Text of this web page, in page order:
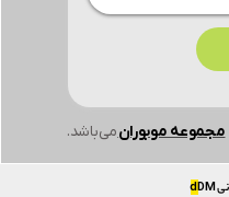
مجموعه موبورانمی‌باشد.
dDM